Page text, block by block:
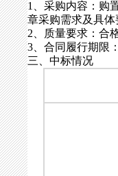
1、采购内容：购
章采购需求及具体
2、质量要求：合
3、合同履行期限
三、中标情况